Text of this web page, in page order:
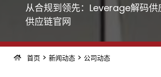
从合规到领先：Leverage解码供
供应链官网
首页> 新闻动态> 公司动态